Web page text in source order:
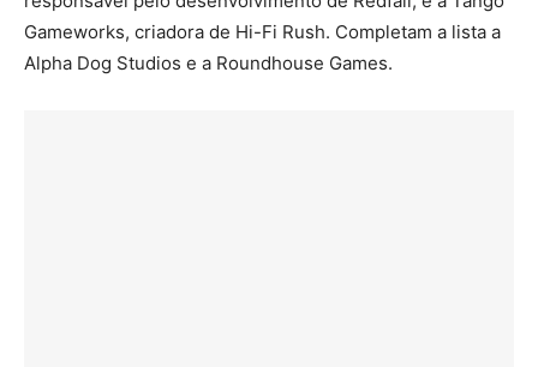
Gameworks, criadora de Hi-Fi Rush. Completam a lista a
Alpha Dog Studios e a Roundhouse Games.